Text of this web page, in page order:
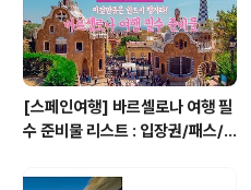
[스페인여행] 바르셀로나 여행 필
수 준비물 리스트 : 입장권/패스/